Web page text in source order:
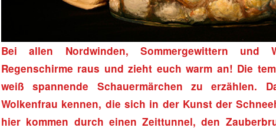
Bei allen Nordwinden, Sommergewittern und
Regenschirme raus und zieht euch warm an! Die
weiß spannende Schauermärchen zu erzählen.
Wolkenfrau kennen, die sich in der Kunst der
hier kommen durch einen Zeittunnel, den